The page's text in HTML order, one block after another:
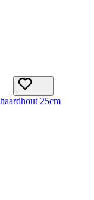
25cm